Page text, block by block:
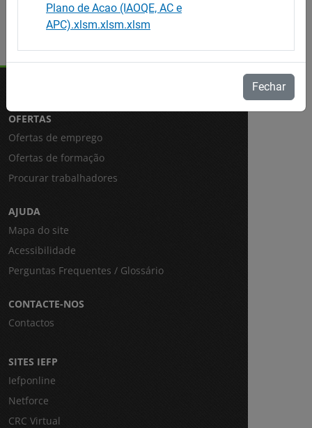
Plano de Acao (IAOQE, AC e
APC).xlsm.xlsm.xlsm
Fechar
OFERTAS
Ofertas de emprego
Ofertas de formação
Procurar trabalhadores
AJUDA
Mapa do site
Acessibilidade
Perguntas Frequentes / Glossário
CONTACTE-NOS
Contactos
SITES IEFP
Iefponline
Netforce
CRC Virtual